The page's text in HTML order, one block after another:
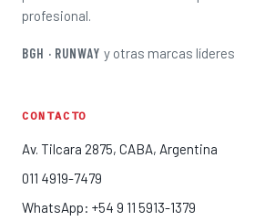
profesional.
BGH · RUNWAY y otras marcas líderes
CONTACTO
Av. Tilcara 2875, CABA, Argentina
011 4919-7479
WhatsApp: +54 9 11 5913-1379